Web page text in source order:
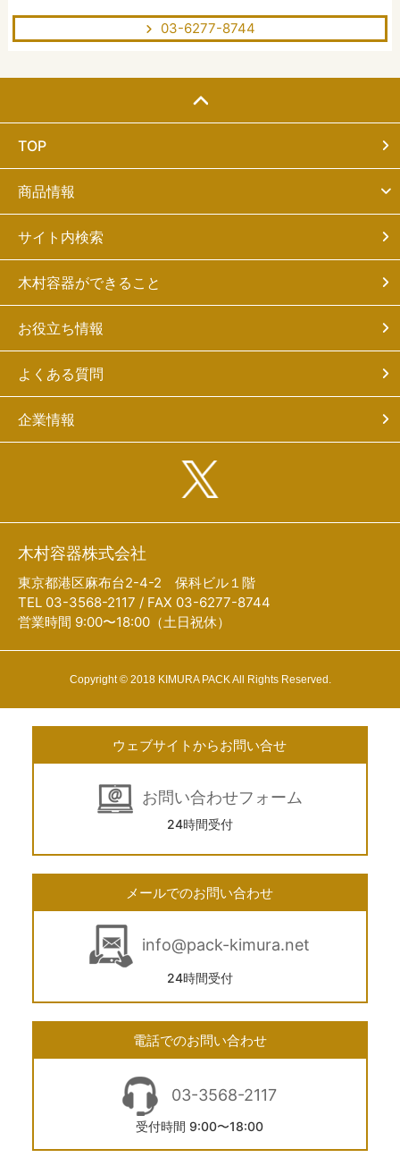
03-6277-8744
TOP
商品情報
サイト内検索
木村容器ができること
お役立ち情報
よくある質問
企業情報
木村容器株式会社
東京都港区麻布台2-4-2 保科ビル１階
TEL 03-3568-2117 / FAX 03-6277-8744
営業時間 9:00〜18:00（土日祝休）
Copyright © 2018 KIMURA PACK All Rights Reserved.
ウェブサイトからお問い合せ
お問い合わせフォーム
24時間受付
メールでのお問い合わせ
info@pack-kimura.net
24時間受付
電話でのお問い合わせ
03-3568-2117
受付時間 9:00〜18:00